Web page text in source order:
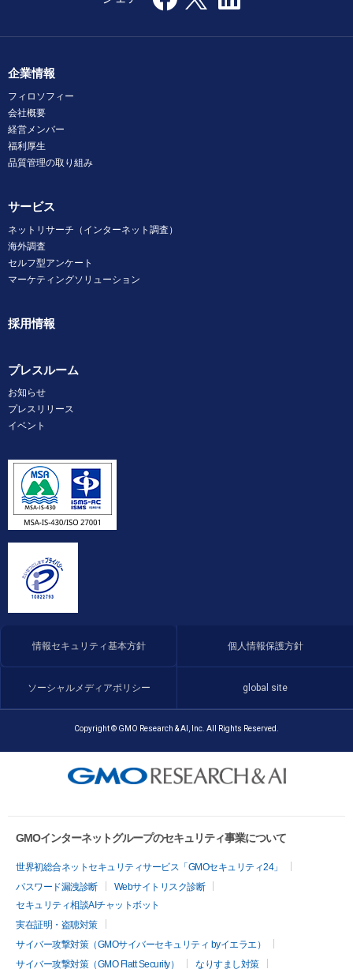
企業情報
フィロソフィー
会社概要
経営メンバー
福利厚生
品質管理の取り組み
サービス
ネットリサーチ（インターネット調査）
海外調査
セルフ型アンケート
マーケティングソリューション
採用情報
プレスルーム
お知らせ
プレスリリース
イベント
情報セキュリティ基本方針 個人情報保護方針
ソーシャルメディアポリシー global site
Copyright © GMO Research & AI, Inc. All Rights Reserved.
GMOインターネットグループのセキュリティ事業について
世界初総合ネットセキュリティサービス「GMOセキュリティ24」
パスワード漏洩診断
Webサイトリスク診断
セキュリティ相談AIチャットボット
実在証明・盗聴対策
サイバー攻撃対策（GMOサイバーセキュリティ byイエラエ）
サイバー攻撃対策（GMO Flatt Security）
なりすまし対策